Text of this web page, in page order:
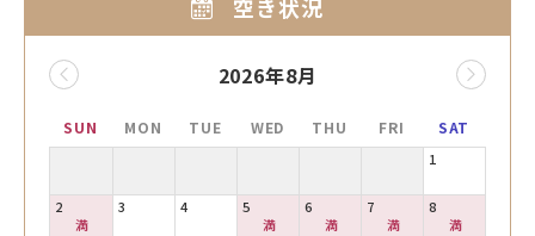
空き状況
2026年8月
SUN MON TUE WED THU FRI SAT
1
2
満
3 4
5
満
6
満
7
満
8
満